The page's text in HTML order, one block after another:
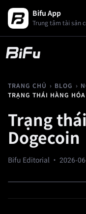
Bifu App
Trung tâm tài sản
TRANG CHỦ › BLOG ›
TRẠNG THÁI HÀNG
Trạng
Dogecoin
Bifu Editorial · 2026-